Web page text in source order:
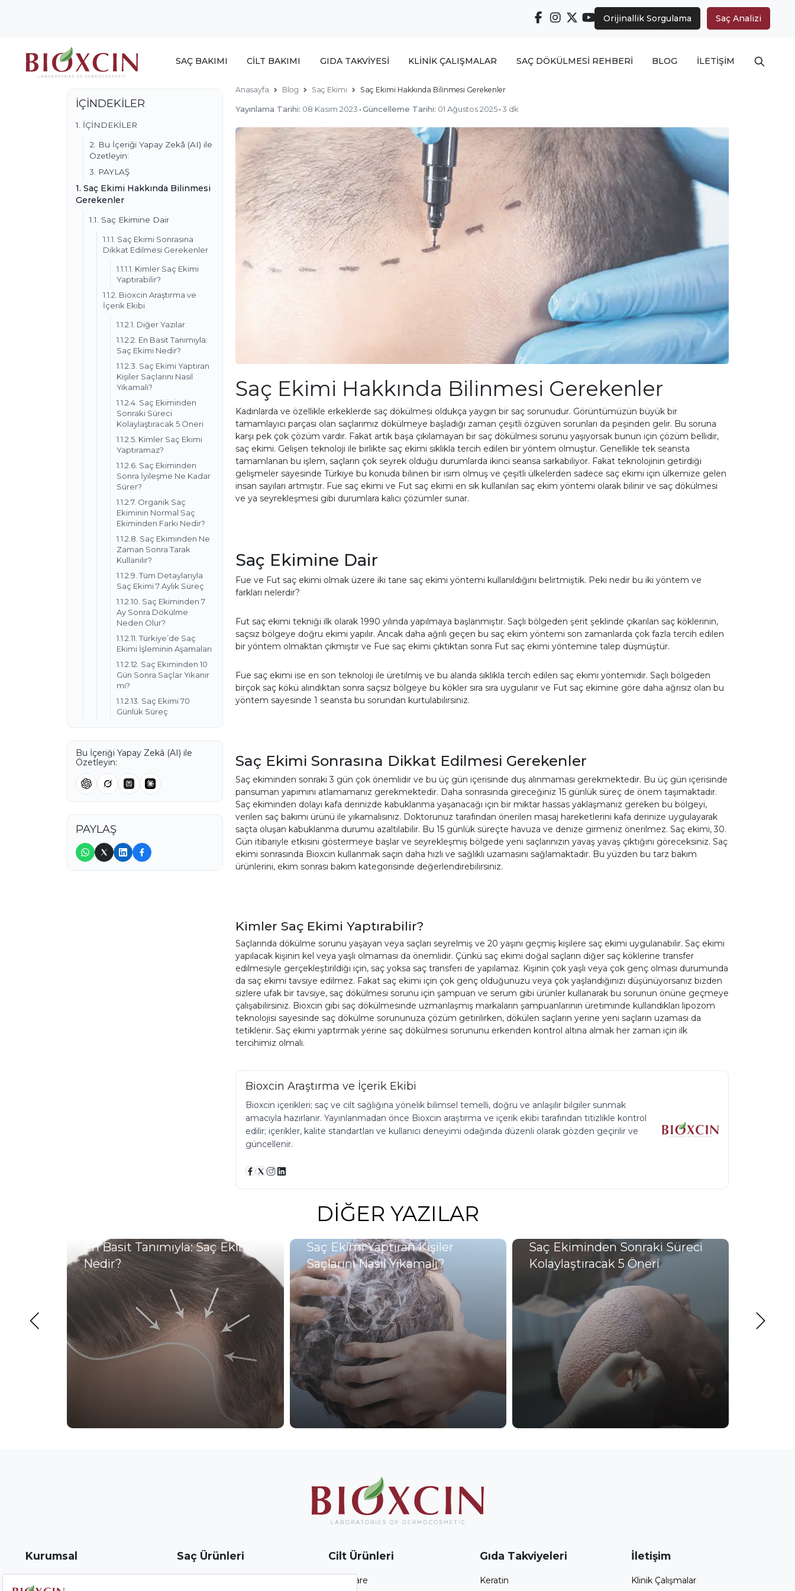
Orijinallik Sorgulama Saç Analizi
SAÇ BAKIMI CİLT BAKIMI GIDA TAKVİYESİ KLİNİK ÇALIŞMALAR SAÇ DÖKÜLMESİ REHBERİ BLOG İLETİŞİM Arama
İÇİNDEKİLER
1. İÇİNDEKİLER
2. Bu İçeriği Yapay Zekâ (AI) ile
Özetleyin:
3. PAYLAŞ
1. Saç Ekimi Hakkında Bilinmesi
Gerekenler
1.1. Saç Ekimine Dair
1.1.1. Saç Ekimi Sonrasına
Dikkat Edilmesi Gerekenler
1.1.1.1. Kimler Saç Ekimi
Yaptırabilir?
1.1.2. Bioxcin Araştırma ve
İçerik Ekibi
1.1.2.1. Diğer Yazılar
1.1.2.2. En Basit Tanımıyla:
Saç Ekimi Nedir?
1.1.2.3. Saç Ekimi Yaptıran
Kişiler Saçlarını Nasıl
Yıkamalı?
1.1.2.4. Saç Ekiminden
Sonraki Süreci
Kolaylaştıracak 5 Öneri
1.1.2.5. Kimler Saç Ekimi
Yaptıramaz?
1.1.2.6. Saç Ekiminden
Sonra İyileşme Ne Kadar
Sürer?
1.1.2.7. Organik Saç
Ekiminin Normal Saç
Ekiminden Farkı Nedir?
1.1.2.8. Saç Ekiminden Ne
Zaman Sonra Tarak
Kullanılır?
1.1.2.9. Tüm Detaylarıyla
Saç Ekimi 7 Aylık Süreç
1.1.2.10. Saç Ekiminden 7
Ay Sonra Dökülme
Neden Olur?
1.1.2.11. Türkiye’de Saç
Ekimi İşleminin Aşamaları
1.1.2.12. Saç Ekiminden 10
Gün Sonra Saçlar Yıkanır
mı?
1.1.2.13. Saç Ekimi 70
Günlük Süreç
Bu İçeriği Yapay Zekâ (AI) ile
Özetleyin:
PAYLAŞ
Anasayfa Blog Saç Ekimi Saç Ekimi Hakkında Bilinmesi Gerekenler
Yayınlama Tarihi: 08 Kasım 2023 ·Güncelleme Tarihi: 01 Ağustos 2025 ·3 dk
Saç Ekimi Hakkında Bilinmesi Gerekenler
Kadınlarda ve özellikle erkeklerde saç dökülmesi oldukça yaygın bir saç sorunudur. Görüntümüzün büyük bir
tamamlayıcı parçası olan saçlarımız dökülmeye başladığı zaman çeşitli özgüven sorunları da peşinden gelir. Bu soruna
karşı pek çok çözüm vardır. Fakat artık başa çıkılamayan bir saç dökülmesi sorunu yaşıyorsak bunun için çözüm bellidir,
saç ekimi. Gelişen teknoloji ile birlikte saç ekimi sıklıkla tercih edilen bir yöntem olmuştur. Genellikle tek seansta
tamamlanan bu işlem, saçların çok seyrek olduğu durumlarda ikinci seansa sarkabiliyor. Fakat teknolojinin getirdiği
gelişmeler sayesinde Türkiye bu konuda bilinen bir isim olmuş ve çeşitli ülkelerden sadece saç ekimi için ülkemize gelen
insan sayıları artmıştır. Fue saç ekimi ve Fut saç ekimi en sık kullanılan saç ekim yöntemi olarak bilinir ve saç dökülmesi
ve ya seyrekleşmesi gibi durumlara kalıcı çözümler sunar.
Saç Ekimine Dair
Fue ve Fut saç ekimi olmak üzere iki tane saç ekimi yöntemi kullanıldığını belirtmiştik. Peki nedir bu iki yöntem ve
farkları nelerdir?
Fut saç ekimi tekniği ilk olarak 1990 yılında yapılmaya başlanmıştır. Saçlı bölgeden şerit şeklinde çıkarılan saç köklerinin,
saçsız bölgeye doğru ekimi yapılır. Ancak daha ağrılı geçen bu saç ekim yöntemi son zamanlarda çok fazla tercih edilen
bir yöntem olmaktan çıkmıştır ve Fue saç ekimi çıktıktan sonra Fut saç ekimi yöntemine talep düşmüştür.
Fue saç ekimi ise en son teknoloji ile üretilmiş ve bu alanda sıklıkla tercih edilen saç ekimi yöntemidir. Saçlı bölgeden
birçok saç kökü alındıktan sonra saçsız bölgeye bu kökler sıra sıra uygulanır ve Fut saç ekimine göre daha ağrısız olan bu
yöntem sayesinde 1 seansta bu sorundan kurtulabilirsiniz.
Saç Ekimi Sonrasına Dikkat Edilmesi Gerekenler
Saç ekiminden sonraki 3 gün çok önemlidir ve bu üç gün içerisinde duş alınmaması gerekmektedir. Bu üç gün içerisinde
pansuman yapımını atlamamanız gerekmektedir. Daha sonrasında gireceğiniz 15 günlük süreç de önem taşımaktadır.
Saç ekiminden dolayı kafa derinizde kabuklanma yaşanacağı için bir miktar hassas yaklaşmanız gereken bu bölgeyi,
verilen saç bakımı ürünü ile yıkamalısınız. Doktorunuz tarafından önerilen masaj hareketlerini kafa derinize uygulayarak
saçta oluşan kabuklanma durumu azaltılabilir. Bu 15 günlük süreçte havuza ve denize girmeniz önerilmez. Saç ekimi, 30.
Gün itibariyle etkisini göstermeye başlar ve seyrekleşmiş bölgede yeni saçlarınızın yavaş yavaş çıktığını göreceksiniz. Saç
ekimi sonrasında Bioxcin kullanmak saçın daha hızlı ve sağlıklı uzamasını sağlamaktadır. Bu yüzden bu tarz bakım
ürünlerini, ekim sonrası bakım kategorisinde değerlendirebilirsiniz.
Kimler Saç Ekimi Yaptırabilir?
Saçlarında dökülme sorunu yaşayan veya saçları seyrelmiş ve 20 yaşını geçmiş kişilere saç ekimi uygulanabilir. Saç ekimi
yapılacak kişinin kel veya yaşlı olmaması da önemlidir. Çünkü saç ekimi doğal saçların diğer saç köklerine transfer
edilmesiyle gerçekleştirildiği için, saç yoksa saç transferi de yapılamaz. Kişinin çok yaşlı veya çok genç olması durumunda
da saç ekimi tavsiye edilmez. Fakat saç ekimi için çok genç olduğunuzu veya çok yaşlandığınızı düşünüyorsanız bizden
sizlere ufak bir tavsiye, saç dökülmesi sorunu için şampuan ve serum gibi ürünler kullanarak bu sorunun önüne geçmeye
çalışabilirsiniz. Bioxcin gibi saç dökülmesinde uzmanlaşmış markaların şampuanlarının üretiminde kullandıkları lipozom
teknolojisi sayesinde saç dökülme sorununuza çözüm getirilirken, dökülen saçların yerine yeni saçların uzaması da
tetiklenir. Saç ekimi yaptırmak yerine saç dökülmesi sorununu erkenden kontrol altına almak her zaman için ilk
tercihimiz olmalı.
Bioxcin Araştırma ve İçerik Ekibi
Bioxcin içerikleri; saç ve cilt sağlığına yönelik bilimsel temelli, doğru ve anlaşılır bilgiler sunmak
amacıyla hazırlanır. Yayınlanmadan önce Bioxcin araştırma ve içerik ekibi tarafından titizlikle kontrol
edilir; içerikler, kalite standartları ve kullanıcı deneyimi odağında düzenli olarak gözden geçirilir ve
güncellenir.
DIĞER YAZILAR
En Basit Tanımıyla: Saç Ekimi
Nedir?
Saç Ekimi Yaptıran Kişiler
Saçlarını Nasıl Yıkamalı?
Saç Ekiminden Sonraki Süreci
Kolaylaştıracak 5 Öneri
Kurumsal Saç Ürünleri Cilt Ürünleri
Atopicare
Gıda Takviyeleri
Keratin
İletişim
Klinik Çalışmalar